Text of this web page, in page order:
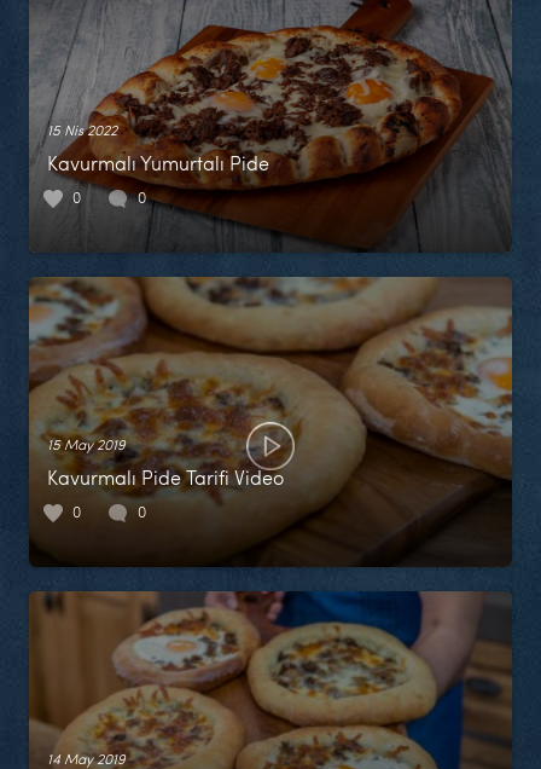
15 Nis 2022
Kavurmalı Yumurtalı Pide
0 0
15 May 2019
Kavurmalı Pide Tarifi Video
0 0
14 May 2019